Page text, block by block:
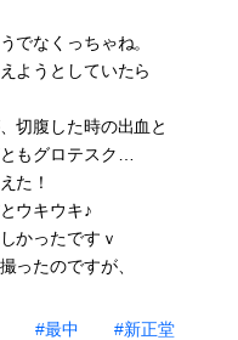
でなくっちゃね。
ようとしていたら
切腹した時の出血と
もグロテスク…
た！
ウキウキ♪
かったですｖ
ったのですが、
#最中 #新正堂